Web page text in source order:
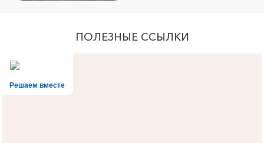
ПОЛЕЗНЫЕ ССЫЛКИ
Решаем вместе